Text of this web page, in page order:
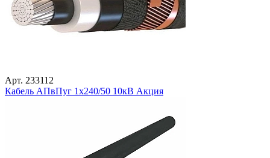
Арт. 233112
Кабель АПвПуг 1х240/50 10кВ Акция